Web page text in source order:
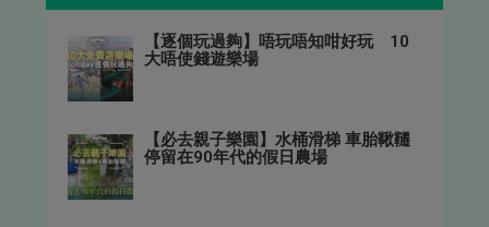
【逐個玩過夠】唔玩唔知咁好玩 10
大唔使錢遊樂場
【必去親子樂園】水桶滑梯 車胎鞦韆
停留在90年代的假日農場